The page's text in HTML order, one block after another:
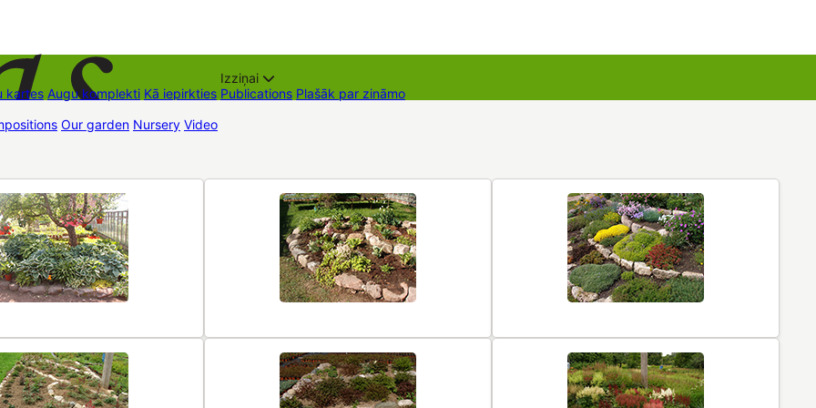
kartes Augu komplekti Kā iepirkties
Izziņai
Publications Plašāk par zināmo
Our garden Nursery Video